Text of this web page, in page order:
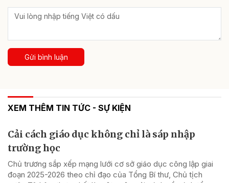
Gửi bình luận
XEM THÊM TIN TỨC - SỰ KIỆN
Cải cách giáo dục không chỉ là sáp nhập
trường học
Chủ trương sắp xếp mạng lưới cơ sở giáo dục công lập giai
đoạn 2025-2026 theo chỉ đạo của Tổng Bí thư, Chủ tịch